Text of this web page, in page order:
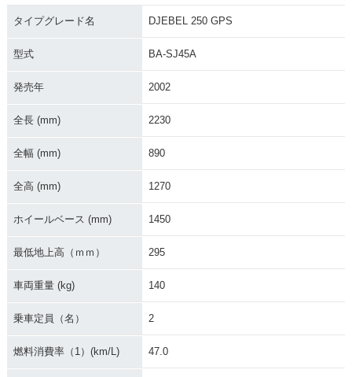
タイプグレード名 DJEBEL 250 GPS
型式 BA-SJ45A
発売年 2002
全長 (mm) 2230
全幅 (mm) 890
全高 (mm) 1270
ホイールベース (mm) 1450
最低地上高（ｍｍ） 295
車両重量 (kg) 140
乗車定員（名） 2
燃料消費率（1）(km/L) 47.0